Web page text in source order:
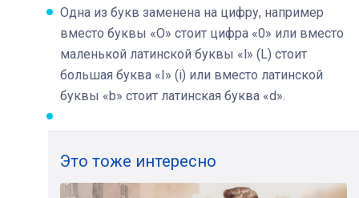
Одна из букв заменена на цифру, например
вместо буквы «О» стоит цифра «0» или вместо
маленькой латинской буквы «l» (L) стоит
большая буква «I» (i) или вместо латинской
буквы «b» стоит латинская буква «d».
Это тоже интересно